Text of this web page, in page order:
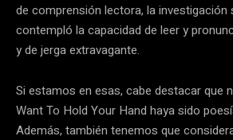
de comprensión lectora, la investigación
contempló la capacidad de leer y
y de jerga extravagante.
Si estamos en esas, cabe destacar que
Want To Hold Your Hand haya sido
Además, también tenemos que